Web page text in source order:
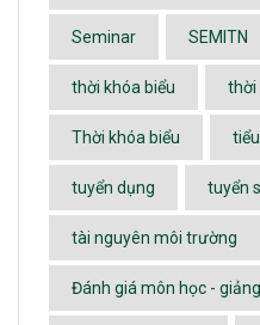
Seminar SEMITN
thời khóa biểu thời
Thời khóa biểu
tuyển dụng tuyển
tài nguyên môi trường
Đánh giá môn học -